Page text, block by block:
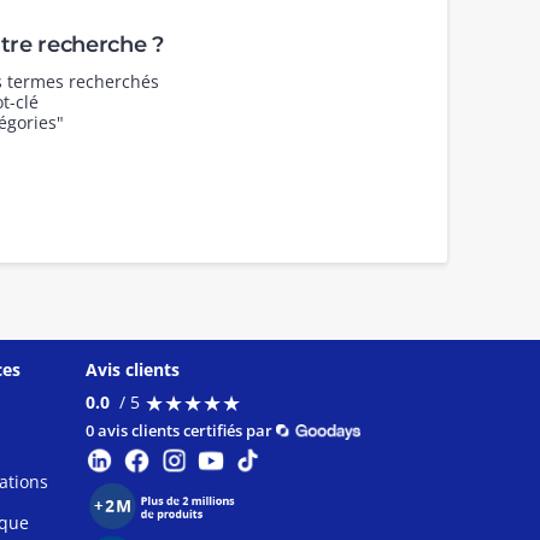
recherche ?
recherchés
clé
Avis clients
0.0 / 5 ★★★★★
★★★★★
0 avis clients certifiés par